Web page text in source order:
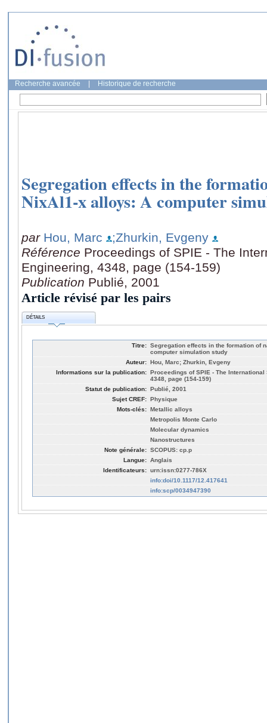
Recherche avancée Historique de recherche
Segregation effects in the
NixAl1-x alloys: A computer
par Hou, Marc
;Zhurkin, Evgeny
Référence Proceedings of SPIE - The
Engineering, 4348, page (154-159)
Publication Publié, 2001
Article révisé par les pairs
DÉTAILS
Titre: Segregation effects in the formation of
computer simulation study
Auteur: Hou, Marc; Zhurkin, Evgeny
Informations sur la publication: Proceedings of SPIE - The
4348, page (154-159)
Statut de publication: Publié, 2001
Sujet CREF: Physique
Mots-clés: Metallic alloys
Metropolis Monte Carlo
Molecular dynamics
Nanostructures
Note générale: SCOPUS: cp.p
Langue: Anglais
Identificateurs: urn:issn:0277-786X
info:doi/10.1117/12.417641
info:scp/0034947390